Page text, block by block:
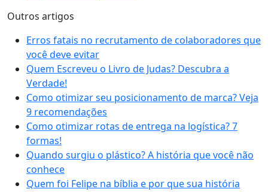
Outros artigos
Erros fatais no recrutamento de colaboradores que
você deve evitar
Quem Escreveu o Livro de Judas? Descubra a
Verdade!
Como otimizar seu posicionamento de marca? Veja
9 recomendações
Como otimizar rotas de entrega na logística? 7
formas!
Quando surgiu o plástico? A história que você não
conhece
Quem foi Felipe na bíblia e por que sua história